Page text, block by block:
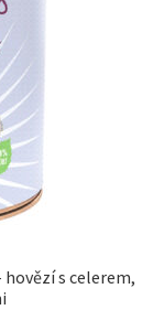
hovězí s celerem,